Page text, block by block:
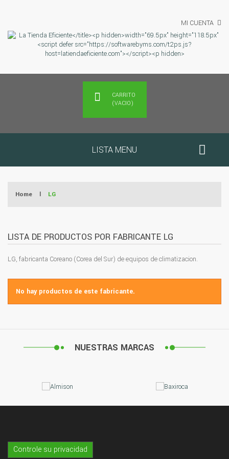
MI CUENTA
CARRITO
(VACIO)
LISTA MENU
Home | LG
LISTA DE PRODUCTOS POR FABRICANTE LG
LG, fabricanta Coreano (Corea del Sur) de equipos de climatizacion.
No hay productos de este fabricante.
NUESTRAS MARCAS
Controle su privacidad